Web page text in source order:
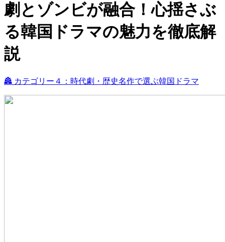
劇とゾンビが融合！心揺さぶ
る韓国ドラマの魅力を徹底解
説
🏯 カテゴリー４：時代劇・歴史名作で選ぶ韓国ドラマ